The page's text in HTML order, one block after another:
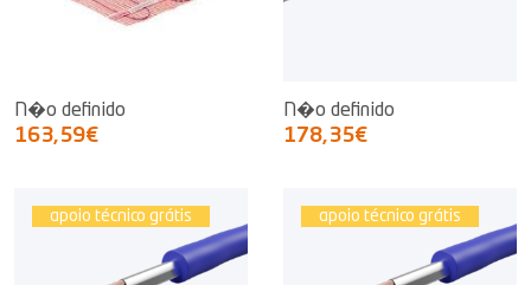
N�o definido
163,59€
N�o definido
178,35€
apoio técnico grátis apoio técnico grátis